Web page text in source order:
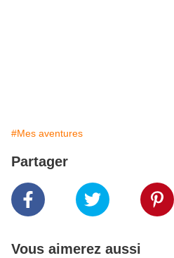
#Mes aventures
Partager
Vous aimerez aussi